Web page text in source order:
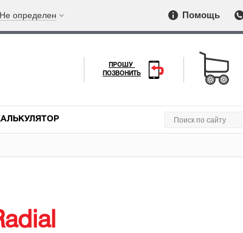
Не определен Помощь
ПРОШУ
ПОЗВОНИТЬ